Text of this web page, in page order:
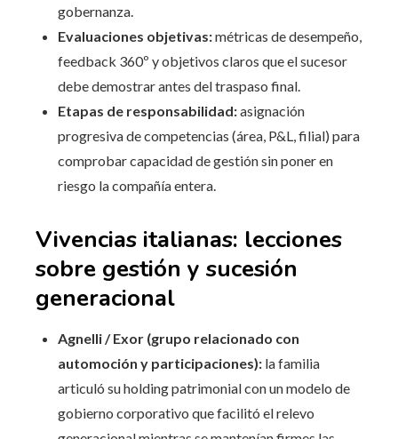
gobernanza.
Evaluaciones objetivas:métricas de desempeño,
feedback 360º y objetivos claros que el sucesor
debe demostrar antes del traspaso final.
Etapas de responsabilidad:asignación
progresiva de competencias (área, P&L, filial) para
comprobar capacidad de gestión sin poner en
riesgo la compañía entera.
Vivencias italianas: lecciones
sobre gestión y sucesión
generacional
Agnelli / Exor (grupo relacionado con
automoción y participaciones): la familia
articuló su holding patrimonial con un modelo de
gobierno corporativo que facilitó el relevo